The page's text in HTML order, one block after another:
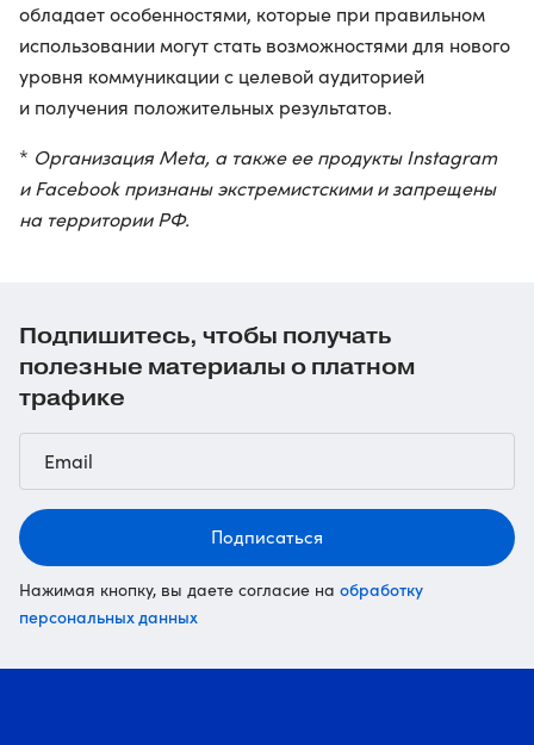
обладает особенностями, которые при правильном
использовании могут стать возможностями для нового
уровня коммуникации с целевой аудиторией
и получения положительных результатов.
* Организация Meta, а также ее продукты Instagram
и Facebook признаны экстремистскими и запрещены
на территории РФ.
Подпишитесь, чтобы получать
полезные материалы о платном
трафике
Подписаться
Нажимая кнопку, вы даете согласие на обработку
персональных данных